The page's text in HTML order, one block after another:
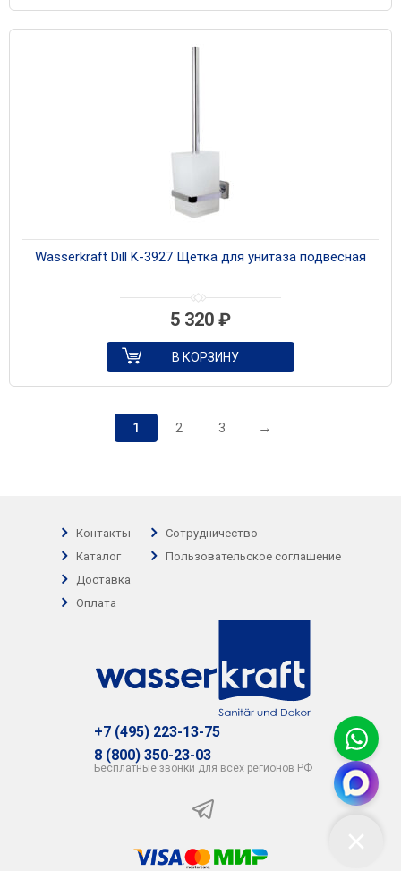
Wasserkraft Dill K-3927 Щетка для унитаза подвесная
5 320 ₽
В КОРЗИНУ
1 2 3 →
Контакты
Каталог
Доставка
Оплата
Сотрудничество
Пользовательское соглашение
+7 (495) 223-13-75
8 (800) 350-23-03
Бесплатные звонки для всех регионов РФ